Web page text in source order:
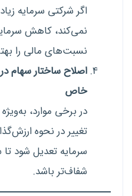
اگر شرکتی سرمایه
نمی‌کند، کاهش
نسبت‌های مالی را
اصلاح ساختار سهام
خاص
در برخی موارد،
تغییر در نحوه
سرمایه تعدیل شود تا
شفاف‌تر باشد.